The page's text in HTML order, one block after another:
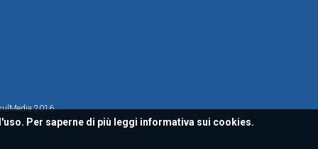
Per saperne di più leggi informativa sui cookies.
2016